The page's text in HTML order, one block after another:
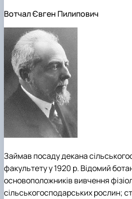
Вотчал Євген Пилипович
Займав посаду декана
факультету у 1920 р. Відомий
основоположників вивчення
сільськогосподарських рослин;